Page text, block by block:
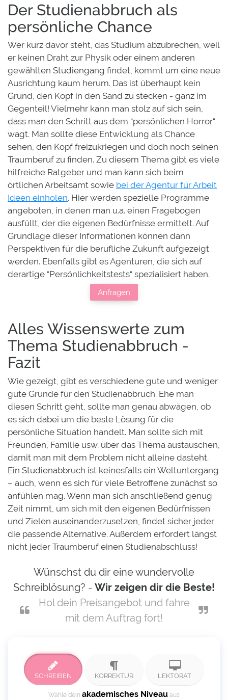
Der Studienabbruch als
persönliche Chance
Wer kurz davor steht, das Studium abzubrechen, weil
er keinen Draht zur Physik oder einem anderen
gewählten Studiengang findet, kommt um eine neue
Ausrichtung kaum herum. Das ist überhaupt kein
Grund, den Kopf in den Sand zu stecken - ganz im
Gegenteil! Vielmehr kann man stolz auf sich sein,
dass man den Schritt aus dem “persönlichen Horror“
wagt. Man sollte diese Entwicklung als Chance
sehen, den Kopf freizukriegen und doch noch seinen
Traumberuf zu finden. Zu diesem Thema gibt es viele
hilfreiche Ratgeber und man kann sich beim
örtlichen Arbeitsamt sowie bei der Agentur für Arbeit
Ideen einholen. Hier werden spezielle Programme
angeboten, in denen man u.a. einen Fragebogen
ausfüllt, der die eigenen Bedürfnisse ermittelt. Auf
Grundlage dieser Informationen können dann
Perspektiven für die berufliche Zukunft aufgezeigt
werden. Ebenfalls gibt es Agenturen, die sich auf
derartige “Persönlichkeitstests“ spezialisiert haben.
Anfragen
Alles Wissenswerte zum
Thema Studienabbruch -
Fazit
Wie gezeigt, gibt es verschiedene gute und weniger
gute Gründe für den Studienabbruch. Ehe man
diesen Schritt geht, sollte man genau abwägen, ob
es sich dabei um die beste Lösung für die
persönliche Situation handelt. Man sollte sich mit
Freunden, Familie usw. über das Thema austauschen,
damit man mit dem Problem nicht alleine dasteht.
Ein Studienabbruch ist keinesfalls ein Weltuntergang
– auch, wenn es sich für viele Betroffene zunächst so
anfühlen mag. Wenn man sich anschließend genug
Zeit nimmt, um sich mit den eigenen Bedürfnissen
und Zielen auseinanderzusetzen, findet sicher jeder
die passende Alternative. Außerdem erfordert längst
nicht jeder Traumberuf einen Studienabschluss!
Wünschst du dir eine wundervolle
Schreiblösung? - Wir zeigen dir die Beste!
Hol dein Preisangebot und fahre
mit dem Auftrag fort!
SCHREIBEN KORREKTUR LEKTORAT
Wähle dein akademisches Niveau aus